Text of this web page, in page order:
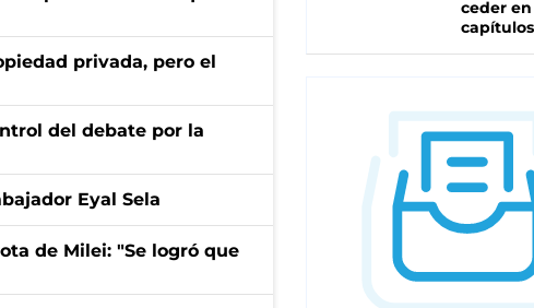
privada, pero el
del debate por la
Eyal Sela
de Milei: "Se logró que
ceder
capítulos